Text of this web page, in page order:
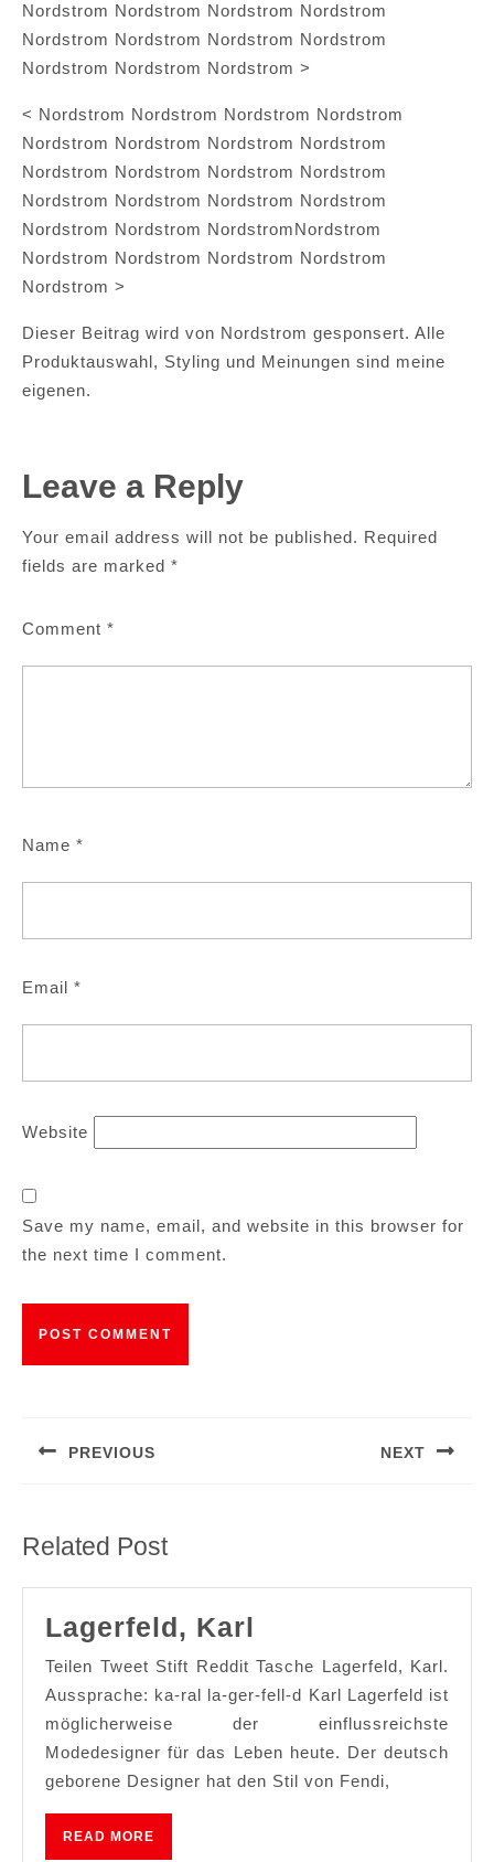
Nordstrom Nordstrom Nordstrom Nordstrom
Nordstrom Nordstrom Nordstrom Nordstrom
Nordstrom Nordstrom Nordstrom >
< Nordstrom Nordstrom Nordstrom Nordstrom
Nordstrom Nordstrom Nordstrom Nordstrom
Nordstrom Nordstrom Nordstrom Nordstrom
Nordstrom Nordstrom Nordstrom Nordstrom
Nordstrom Nordstrom NordstromNordstrom
Nordstrom Nordstrom Nordstrom Nordstrom
Nordstrom >
Dieser Beitrag wird von Nordstrom gesponsert. Alle
Produktauswahl, Styling und Meinungen sind meine
eigenen.
Leave a Reply
Your email address will not be published. Required
fields are marked *
Comment *
Name *
Email *
Website
Save my name, email, and website in this browser for
the next time I comment.
PREVIOUS NEXT
Related Post
Lagerfeld, Karl
Karl
Teilen Tweet Stift Reddit Tasche Lagerfeld, Karl.
Aussprache: ka-ral la-ger-fell-d Karl Lagerfeld ist
möglicherweise der einflussreichste
Modedesigner für das Leben heute. Der deutsch
geborene Designer hat den Stil von Fendi,
READ MORE